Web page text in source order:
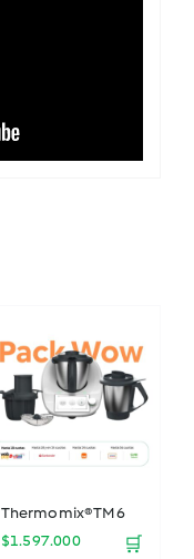
Thermomix® TM6
$1.597.000 🛒